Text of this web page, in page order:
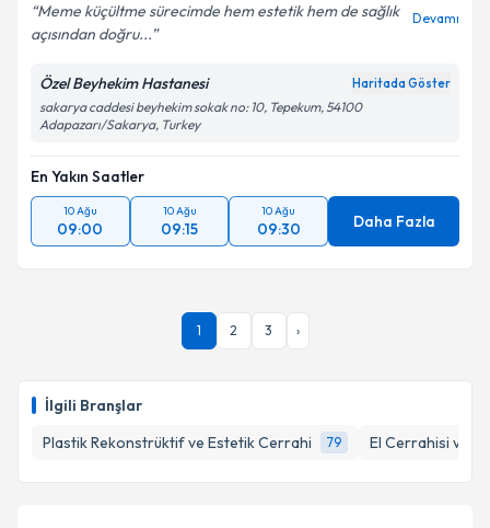
İlgili Branşlar
Plastik Rekonstrüktif ve Estetik Cerrahi
79 El Cerrahisi ve
Meme küçültme sürecimde hem estetik hem de sağlık
açısından doğru...
Devamı
Özel Beyhekim Hastanesi Haritada Göster
sakarya caddesi beyhekim sokak no: 10, Tepekum, 54100
Adapazarı/Sakarya, Turkey
En Yakın Saatler
10 Ağu
09:00
10 Ağu
09:15
10 Ağu
09:30 Daha Fazla
1 2 3 ›